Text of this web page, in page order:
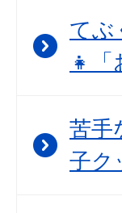
てぶ
👧
苦手
子ク